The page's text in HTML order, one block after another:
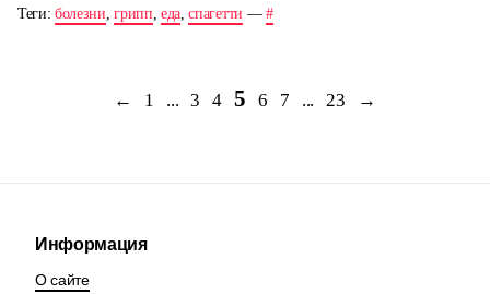
Теги:болезни,грипп,еда,спагетти — #
← 1 ... 3 4 5 6 7 ... 23 →
Информация
О сайте